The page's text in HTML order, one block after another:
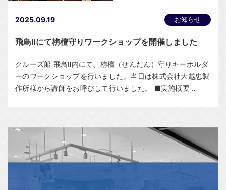
2025.09.19 お知らせ
飛鳥Ⅱにて栴檀守りワークショップを開催しました
クルーズ船 飛鳥Ⅱ内にて、栴檀（せんだん）守りキーホルダ
ーのワークショップを行いました。当日は株式会社大越忠製
作所様から講師をお呼びして行いました。 ■実施概要 ‥